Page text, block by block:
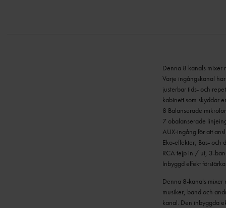
Denna 8 kanals mixer
Varje ingångskanal
justerbar tids- och
kabinett som skyddar
8 Balanserade
7 obalanserade
AUX-ingång för att
Eko-effekter, Bas- och
RCA tejp in / ut, 3-
Inbyggd effekt
Denna 8-kanals mixer
musiker, band och
kanal. Den inbyggda